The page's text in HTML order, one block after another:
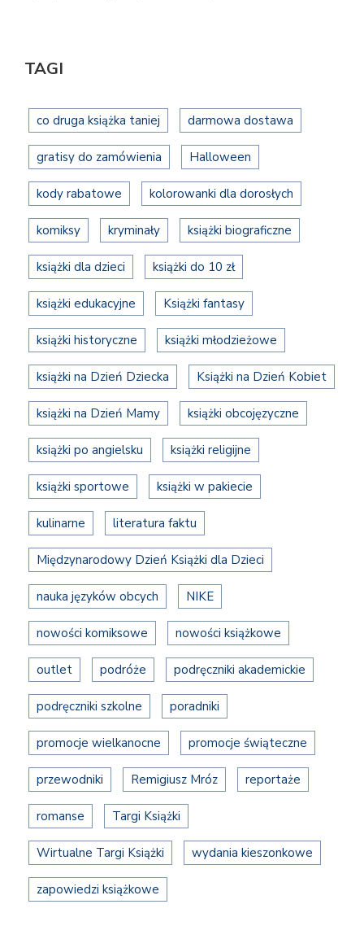
TAGI
co druga książka taniej darmowa dostawa
gratisy do zamówienia Halloween
kody rabatowe kolorowanki dla dorosłych
komiksy kryminały książki biograficzne
książki dla dzieci książki do 10 zł
książki edukacyjne Książki fantasy
książki historyczne książki młodzieżowe
książki na Dzień Dziecka Książki na Dzień Kobiet
książki na Dzień Mamy książki obcojęzyczne
książki po angielsku książki religijne
książki sportowe książki w pakiecie
kulinarne literatura faktu
Międzynarodowy Dzień Książki dla Dzieci
nauka języków obcych NIKE
nowości komiksowe nowości książkowe
outlet podróże podręczniki akademickie
podręczniki szkolne poradniki
promocje wielkanocne promocje świąteczne
przewodniki Remigiusz Mróz reportaże
romanse Targi Książki
Wirtualne Targi Książki wydania kieszonkowe
zapowiedzi książkowe